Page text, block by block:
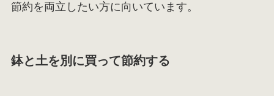
節約を両立したい方に向いています。
鉢と土を別に買って節約する